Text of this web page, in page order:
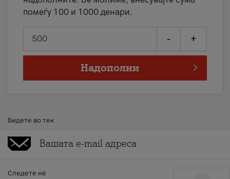
помеѓу 100 и 1000 денари.
- +
Надополни
Бидете во тек
Следете нè